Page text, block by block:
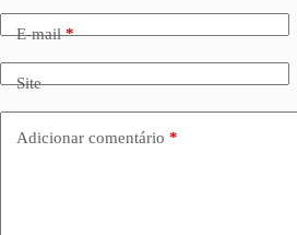
E-mail*
Site
Adicionar comentário *